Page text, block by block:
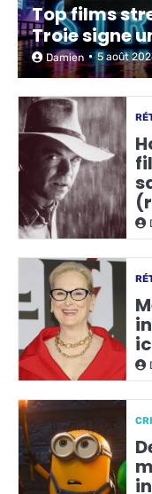
Top films
Troie signe
Damien 5 août